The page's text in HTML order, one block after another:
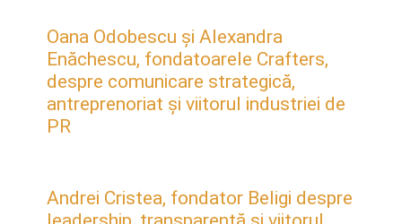
Oana Odobescu și Alexandra
Enăchescu, fondatoarele Crafters,
despre comunicare strategică,
antreprenoriat și viitorul industriei de
PR
Andrei Cristea, fondator Beligi despre